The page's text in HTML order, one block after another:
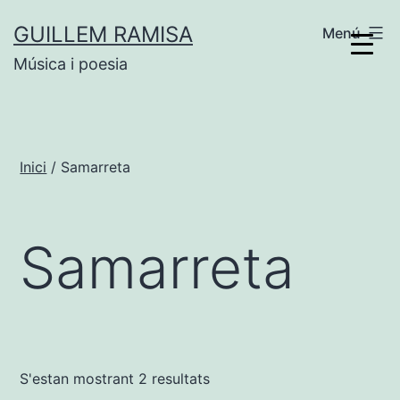
contingut
GUILLEM RAMISA
Música i poesia
Menú
Inici / Samarreta
Samarreta
S'estan mostrant 2 resultats